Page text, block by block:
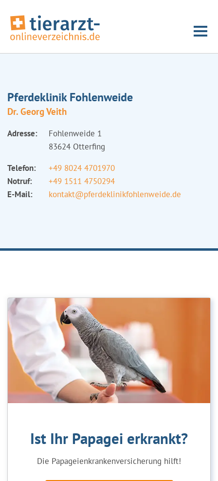
Pferdeklinik Fohlenweide
Dr. Georg Veith
Adresse:
Fohlenweide 1
83624 Otterfing
Telefon:
+49 8024 4701970
Notruf:
+49 1511 4750294
E-Mail:
kontakt@pferdeklinikfohlenweide.de
Ist Ihr Papagei erkrankt?
Die Papageienkrankenversicherung hilft!